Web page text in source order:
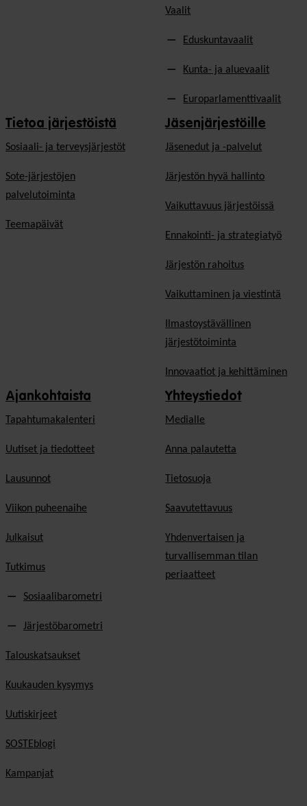
Vaalit
Eduskuntavaalit
Kunta- ja aluevaalit
Europarlamenttivaalit
Tietoa järjestöistä
Sosiaali- ja terveysjärjestöt
Sote-järjestöjen
palvelutoiminta
Teemapäivät
Jäsenjärjestöille
Jäsen­edut ja -palvelut
Järjestön hyvä hallinto
Vaikuttavuus järjestöissä
Ennakointi- ja strategiatyö
Järjestön rahoitus
Vaikuttaminen ja viestintä
Ilmastoystävällinen
järjestötoiminta
Innovaatiot ja kehittäminen
Ajankohtaista
Tapahtumakalenteri
Uutiset ja tiedotteet
Lausunnot
Viikon puheenaihe
Julkaisut
Tutkimus
Sosiaalibarometri
Järjestöbarometri
Talouskatsaukset
Kuukauden kysymys
Uutiskirjeet
SOSTEblogi
Kampanjat
Yhteystiedot
Medialle
Anna palautetta
Tietosuoja
Saavutettavuus
Yhdenvertaisen ja
turvallisemman tilan
periaatteet